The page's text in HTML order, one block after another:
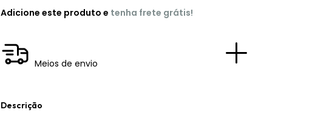
Adicione este produto e tenha frete grátis!
Meios de envio
Descrição